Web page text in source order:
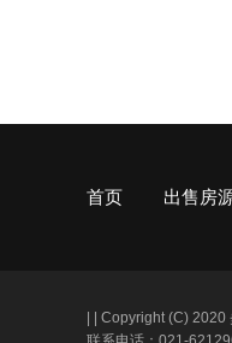
首页 出售房
Copyright (C) 2020